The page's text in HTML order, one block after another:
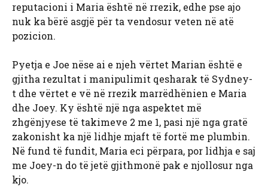
reputacioni i Maria është në rrezik, edhe pse ajo
nuk ka bërë asgjë për ta vendosur veten në atë
pozicion.
Pyetja e Joe nëse ai e njeh vërtet Marian është e
gjitha rezultat i manipulimit qesharak të Sydney-
t dhe vërtet e vë në rrezik marrëdhënien e Maria
dhe Joey. Ky është një nga aspektet më
zhgënjyese të takimeve 2 me 1, pasi një nga gratë
zakonisht ka një lidhje mjaft të fortë me plumbin.
Në fund të fundit, Maria eci përpara, por lidhja e saj
me Joey-n do të jetë gjithmonë pak e njollosur nga
kjo.